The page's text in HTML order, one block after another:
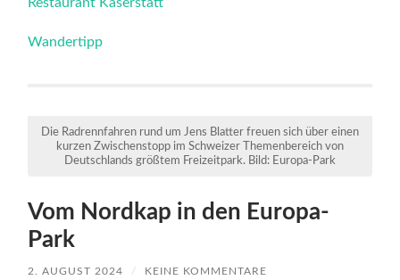
Restaurant Käserstatt
Wandertipp
Die Radrennfahren rund um Jens Blatter freuen sich über einen
kurzen Zwischenstopp im Schweizer Themenbereich von
Deutschlands größtem Freizeitpark. Bild: Europa-Park
Vom Nordkap in den Europa-
Park
2. AUGUST 2024 / KEINE KOMMENTARE